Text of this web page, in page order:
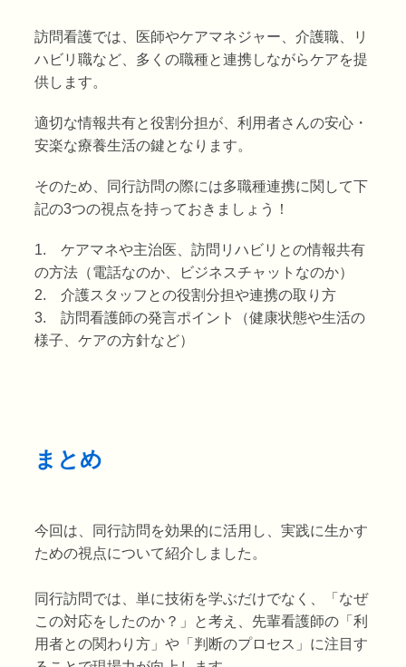
訪問看護では、医師やケアマネジャー、介護職、リ
ハビリ職など、多くの職種と連携しながらケアを提
供します。
適切な情報共有と役割分担が、利用者さんの安心・
安楽な療養生活の鍵となります。
そのため、同行訪問の際には多職種連携に関して下
記の3つの視点を持っておきましょう！
1. ケアマネや主治医、訪問リハビリとの情報共有
の方法（電話なのか、ビジネスチャットなのか）
2. 介護スタッフとの役割分担や連携の取り方
3. 訪問看護師の発言ポイント（健康状態や生活の
様子、ケアの方針など）
まとめ
今回は、同行訪問を効果的に活用し、実践に生かす
ための視点について紹介しました。
同行訪問では、単に技術を学ぶだけでなく、「なぜ
この対応をしたのか？」と考え、先輩看護師の「利
用者との関わり方」や「判断のプロセス」に注目す